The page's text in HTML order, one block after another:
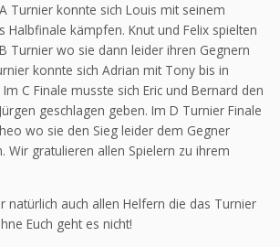
Turnier konnte sich Louis mit seinem
Halbfinale kämpfen. Knut und Felix spielten
Turnier wo sie dann leider ihren Gegnern
konnte sich Adrian mit Tony bis in
C Finale musste sich Eric und Bernard den
geschlagen geben. Im D Turnier Finale
wo sie den Sieg leider dem Gegner
Wir gratulieren allen Spielern zu ihrem
natürlich auch allen Helfern die das Turnier
Euch geht es nicht!